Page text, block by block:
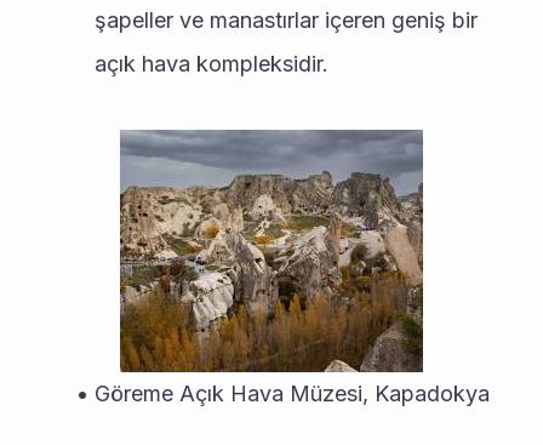
şapeller ve manastırlar içeren geniş bir
açık hava kompleksidir.
Göreme Açık Hava Müzesi, Kapadokya